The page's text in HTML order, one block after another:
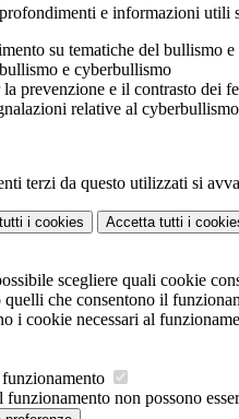
e informazioni
su tematiche del bullismo
e cyberbullismo
prevenzione e il contrasto dei
relative al cyberbullismo
terzi da questo utilizzati si
i cookies Accetta tutti i
scegliere quali cookie
quelli che consentono il
i cookie necessari al
funzionamento non possono